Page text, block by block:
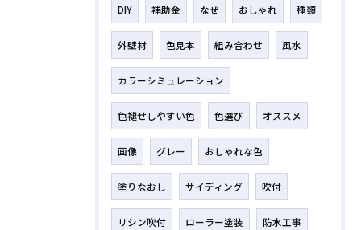
DIY 補助金 なぜ おしゃれ 種類
外壁材 色見本 組み合わせ 風水
カラーシミュレーション
色褪せしやすい色 色選び オススメ
画像 グレー おしゃれな色
塗りなおし サイディング 吹付
リシン吹付 ローラー塗装 防水工事